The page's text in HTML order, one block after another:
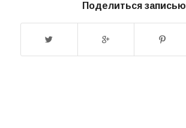
Поделиться записью